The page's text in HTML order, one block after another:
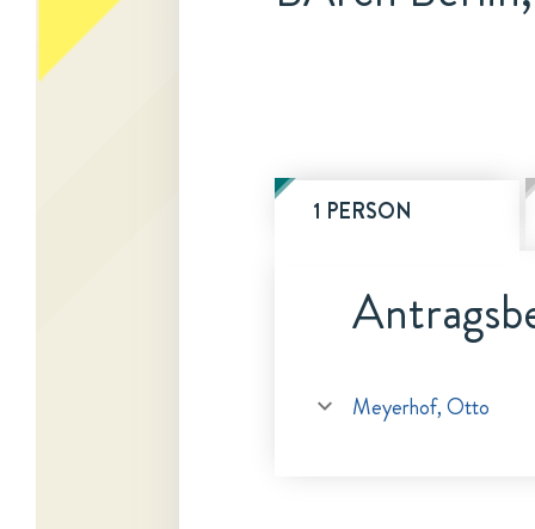
1 PERSON
Meyerhof, Otto